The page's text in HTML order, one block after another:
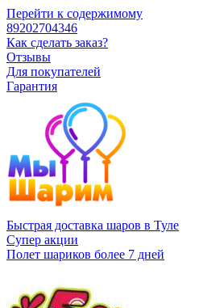
Перейти к содержимому
89202704346
Как сделать заказ?
Отзывы
Для покупателей
Гарантия
Быстрая доставка шаров в Туле
Супер акции
Полет шариков более 7 дней